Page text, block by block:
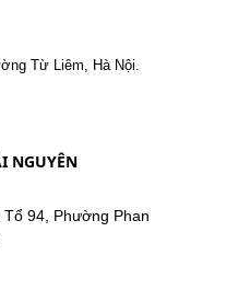
Từ Liêm, Hà Nội.
NGUYÊN
94, Phường Phan